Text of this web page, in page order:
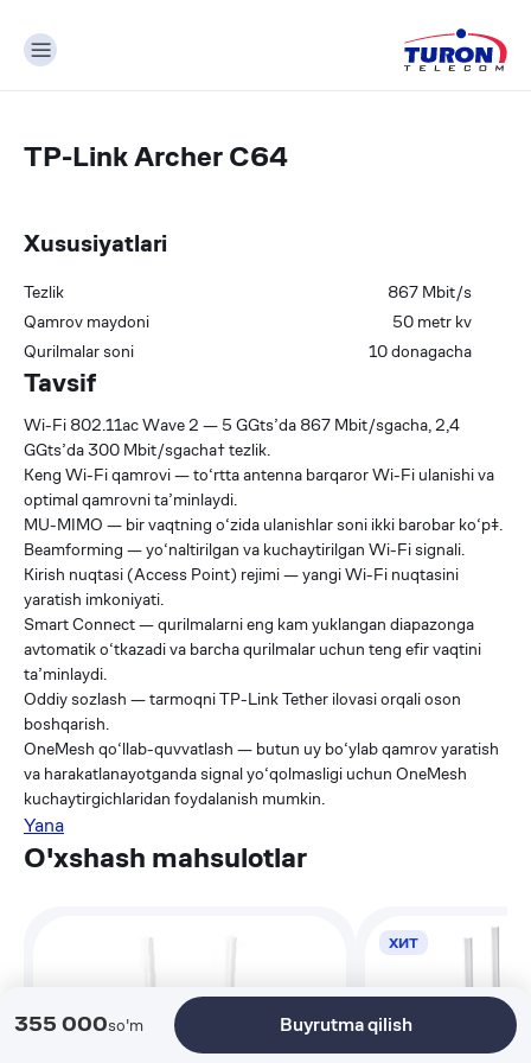
TP-Link Archer C64
Xususiyatlari
Tezlik 867 Mbit/s
Qamrov maydoni
50 metr kv
Qurilmalar soni
10 donagacha
355 000so'm Buyrutma qilish
Tavsif
Wi-Fi 802.11ac Wave 2 — 5 GGts’da 867 Mbit/sgacha, 2,4
GGts’da 300 Mbit/sgacha† tezlik.
Keng Wi-Fi qamrovi — to‘rtta antenna barqaror Wi-Fi ulanishi va
optimal qamrovni ta’minlaydi.
MU-MIMO — bir vaqtning o‘zida ulanishlar soni ikki barobar ko‘p‡.
Beamforming — yo‘naltirilgan va kuchaytirilgan Wi-Fi signali.
Kirish nuqtasi (Access Point) rejimi — yangi Wi-Fi nuqtasini
yaratish imkoniyati.
Smart Connect — qurilmalarni eng kam yuklangan diapazonga
avtomatik o‘tkazadi va barcha qurilmalar uchun teng efir vaqtini
ta’minlaydi.
Oddiy sozlash — tarmoqni TP-Link Tether ilovasi orqali oson
boshqarish.
OneMesh qo‘llab-quvvatlash — butun uy bo‘ylab qamrov yaratish
va harakatlanayotganda signal yo‘qolmasligi uchun OneMesh
kuchaytirgichlaridan foydalanish mumkin.
Yana
O'xshash mahsulotlar
ХИТ